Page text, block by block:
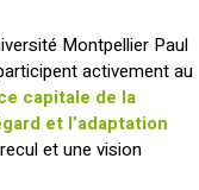
Montpellier Paul
activement au
capitale de la
et l’adaptation
et une vision